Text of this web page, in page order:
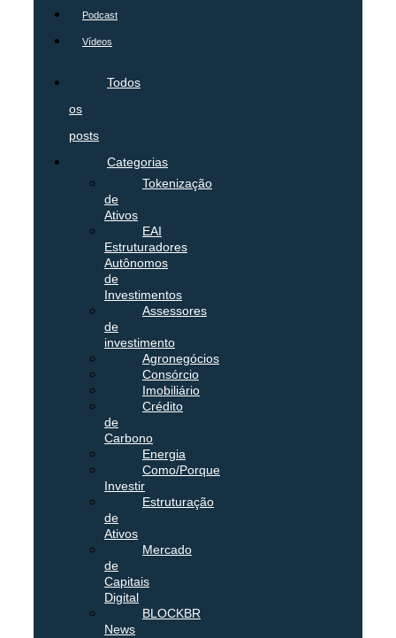
Podcast
Vídeos
Todos
os
posts
Categorias
Tokenização
de
Ativos
EAI
Estruturadores
Autônomos
de
Investimentos
Assessores
de
investimento
Agronegócios
Consórcio
Imobiliário
Crédito
de
Carbono
Energia
Como/Porque
Investir
Estruturação
de
Ativos
Mercado
de
Capitais
Digital
BLOCKBR
News